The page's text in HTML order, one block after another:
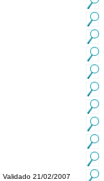
Validado 21/02/2007